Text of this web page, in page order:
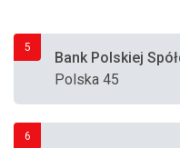
5
Bank Polskiej
Polska 45
6